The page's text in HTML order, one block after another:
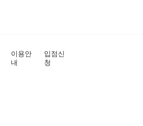
이용안
내
입점신
청